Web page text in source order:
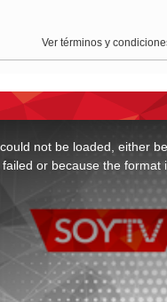
Ver términos y
not be loaded, either
failed or because the format